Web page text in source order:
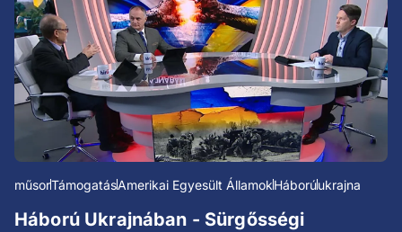
műsorTámogatásAmerikai Egyesült ÁllamokHáborúukrajna
Háború Ukrajnában - Sürgősségi